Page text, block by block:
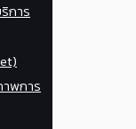
การ
พการ